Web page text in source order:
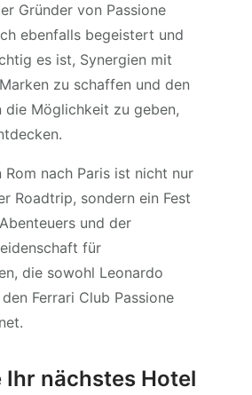
Gründer von Passione
ebenfalls begeistert und
es ist, Synergien mit
zu schaffen und den
die Möglichkeit zu geben,
Rom nach Paris ist nicht nur
Roadtrip, sondern ein Fest
und der
für
die sowohl Leonardo
Ferrari Club Passione
Ihr nächstes Hotel